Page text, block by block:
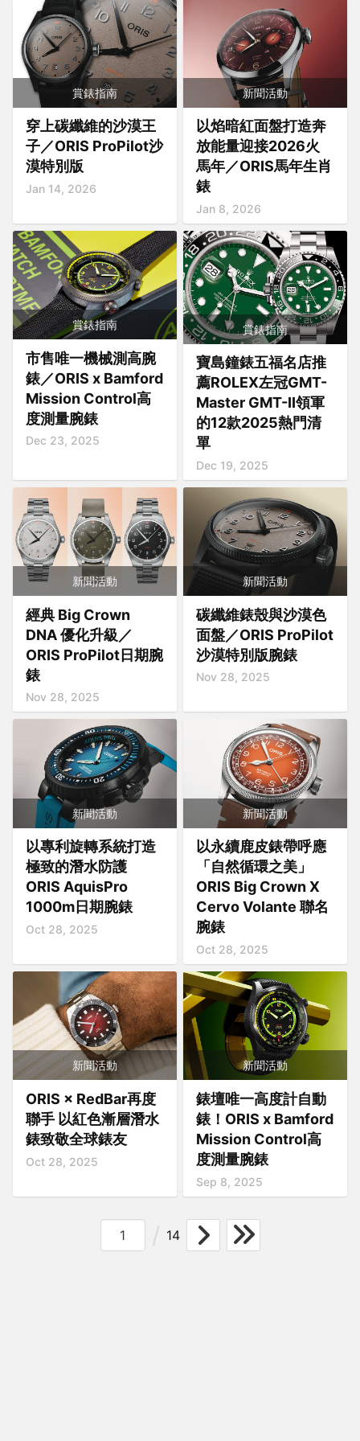
賞錶指南
穿上碳纖維的沙漠王
子／ORIS ProPilot沙
漠特別版
Jan 14, 2026
新聞活動
以焰暗紅面盤打造奔
放能量迎接2026火
馬年／ORIS馬年生肖
錶
Jan 8, 2026
賞錶指南
市售唯一機械測高腕
錶／ORIS x Bamford
Mission Control高
度測量腕錶
Dec 23, 2025
賞錶指南
寶島鐘錶五福名店推
薦ROLEX左冠GMT-
Master GMT-II領軍
的12款2025熱門清
單
Dec 19, 2025
新聞活動
經典 Big Crown
DNA 優化升級／
ORIS ProPilot日期腕
錶
Nov 28, 2025
新聞活動
碳纖維錶殼與沙漠色
面盤／ORIS ProPilot
沙漠特別版腕錶
Nov 28, 2025
新聞活動
以專利旋轉系統打造
極致的潛水防護
ORIS AquisPro
1000m日期腕錶
Oct 28, 2025
新聞活動
以永續鹿皮錶帶呼應
「自然循環之美」
ORIS Big Crown X
Cervo Volante 聯名
腕錶
Oct 28, 2025
新聞活動
ORIS × RedBar再度
聯手 以紅色漸層潛水
錶致敬全球錶友
Oct 28, 2025
新聞活動
錶壇唯一高度計自動
錶！ORIS x Bamford
Mission Control高
度測量腕錶
Sep 8, 2025
14